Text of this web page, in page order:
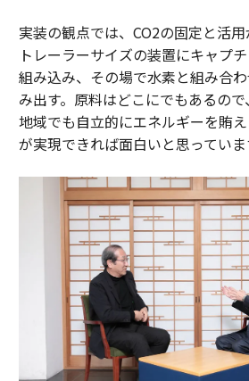
実装の観点では、CO2の固定と活
トレーラーサイズの装置にキャプ
組み込み、その場で水素と組み合
み出す。原料はどこにでもあるの
地域でも自立的にエネルギーを賄
が実現できれば面白いと思っていま